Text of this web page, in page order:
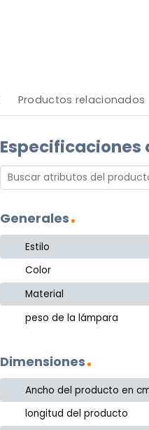
Productos relacionados
Especificaciones
Generales
Estilo
Color
Material
peso de la lámpara
Dimensiones
Ancho del producto en
longitud del producto